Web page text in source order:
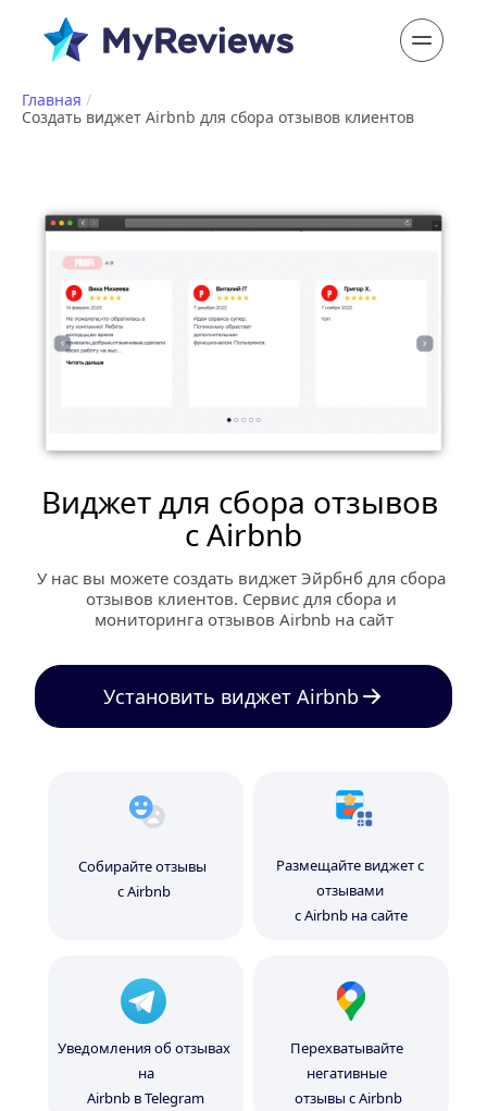
Главная /
Создать виджет Airbnb для сбора отзывов клиентов
Виджет для сбора отзывов
с Airbnb
У нас вы можете создать виджет Эйрбнб для сбора
отзывов клиентов. Сервис для сбора и
мониторинга отзывов Airbnb на сайт
Установить виджет Airbnb
Cобирайте отзывы
с Airbnb
Уведомления об отзывах
на
Airbnb в Telegram
Размещайте виджет с
отзывами
с Airbnb на сайте
Перехватывайте
негативные
отзывы с Airbnb